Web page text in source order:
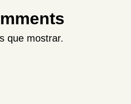
que mostrar.